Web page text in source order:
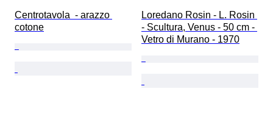
Centrotavola  - arazzo
cotone
Loredano Rosin - L. Rosin
- Scultura, Venus - 50 cm -
Vetro di Murano - 1970